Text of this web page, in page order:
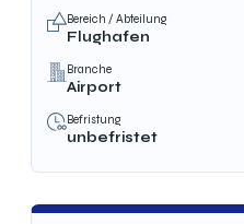
Bereich / Abteilung
Flughafen
Branche
Airport
Befristung
unbefristet